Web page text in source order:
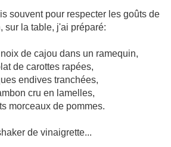
souvent pour respecter les goûts de
sur la table, j'ai préparé:
de cajou dans un ramequin,
de carottes rapées,
endives tranchées,
cru en lamelles,
morceaux de pommes.
de vinaigrette...